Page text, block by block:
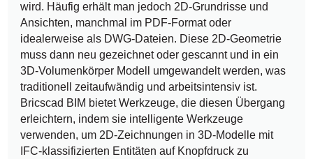
wird. Häufig erhält man jedoch 2D-Grundrisse und
Ansichten, manchmal im PDF-Format oder
idealerweise als DWG-Dateien. Diese 2D-Geometrie
muss dann neu gezeichnet oder gescannt und in ein
3D-Volumenkörper Modell umgewandelt werden, was
traditionell zeitaufwändig und arbeitsintensiv ist.
Bricscad BIM bietet Werkzeuge, die diesen Übergang
erleichtern, indem sie intelligente Werkzeuge
verwenden, um 2D-Zeichnungen in 3D-Modelle mit
IFC-klassifizierten Entitäten auf Knopfdruck zu